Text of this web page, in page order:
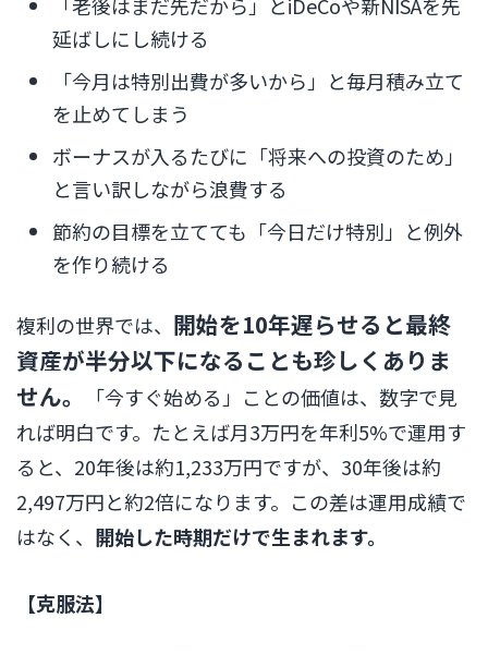
延ばしにし続ける
「今月は特別出費が多いから」と毎月積み立て
を止めてしまう
ボーナスが入るたびに「将来への投資のため」
と言い訳しながら浪費する
節約の目標を立てても「今日だけ特別」と例外
を作り続ける
複利の世界では、 開始を10年遅らせると最終
資産が半分以下になることも珍しくありま
せん。
「今すぐ始める」ことの価値は、数字で見
れば明白です。たとえば月3万円を年利5%で運用す
ると、20年後は約1,233万円ですが、30年後は約
2,497万円と約2倍になります。この差は運用成績で
はなく、 開始した時期だけで生まれます。
【克服法】